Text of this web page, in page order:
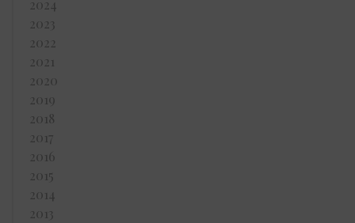
2024
2023
2022
2021
2020
2019
2018
2017
2016
2015
2014
2013